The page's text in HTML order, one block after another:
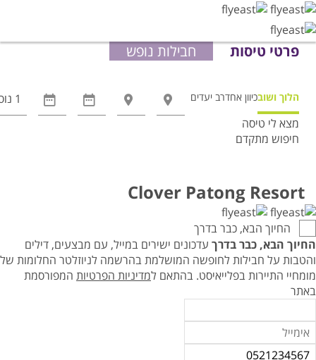
פרטי טיסות חבילות נופש
הלוך ושובכיוון אחדרב יעדים
מצא לי טיסה
חיפוש מתקדם
הנוספות
מוצגות
לפני
הכפתור
Clover Patong Resort
החיוך הבא, כבר בדרך
החיוך הבא, כבר בדרך עדכונים ישירים במייל, עם מבצעים, דילים
והטבות על חבילות לחופשה המושלמת בהרשמה לניוזלטר החלומות של
מומחיי התיירות בפלייאיסט. בהתאם למדיניות הפרטיות המפורסמת
באתר